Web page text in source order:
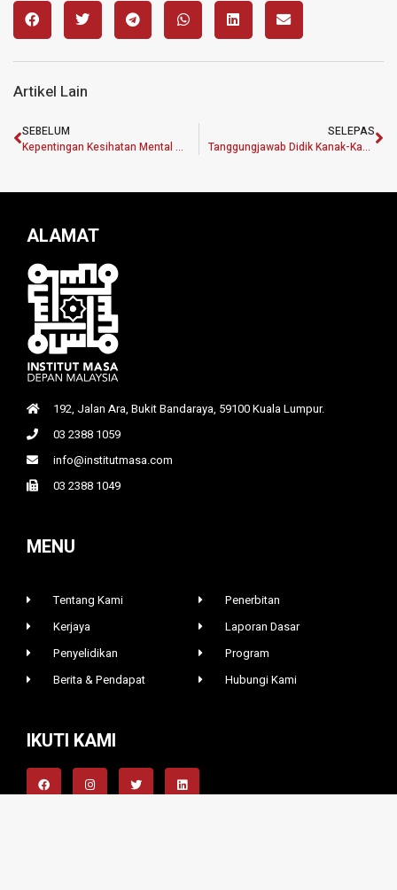
Artikel Lain
SEBELUM
Kepentingan Kesihatan Mental Ke Arah Mencapai Kemakmuran Bersama.
SELEPAS
Tanggungjawab Didik Kanak-Kanak Sebagai Aset Penting Negara
ALAMAT
192, Jalan Ara, Bukit Bandaraya, 59100 Kuala Lumpur.
03 2388 1059
info@institutmasa.com
03 2388 1049
MENU
Tentang Kami
Kerjaya
Penyelidikan
Berita & Pendapat
Penerbitan
Laporan Dasar
Program
Hubungi Kami
IKUTI KAMI